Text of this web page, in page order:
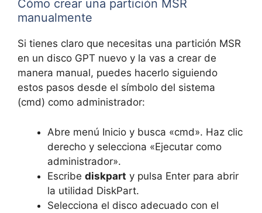
Cómo crear una partición MSR
manualmente
Si tienes claro que necesitas una partición MSR
en un disco GPT nuevo y la vas a crear de
manera manual, puedes hacerlo siguiendo
estos pasos desde el símbolo del sistema
(cmd) como administrador:
Abre menú Inicio y busca «cmd». Haz clic
derecho y selecciona «Ejecutar como
administrador».
Escribe diskpart y pulsa Enter para abrir
la utilidad DiskPart.
Selecciona el disco adecuado con el